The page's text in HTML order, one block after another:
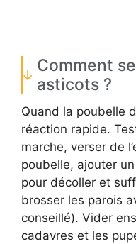
Comment
asticots ?
Quand la poubelle
réaction rapide.
marche, verser de
poubelle, ajouter
pour décoller et
brosser les parois
conseillé). Vider
cadavres et les